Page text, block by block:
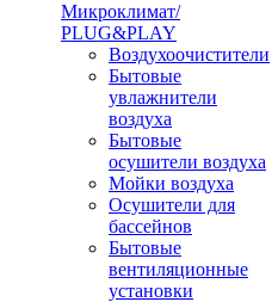
Микроклимат/
PLUG&PLAY
Воздухоочистители
Бытовые
увлажнители
воздуха
Бытовые
осушители воздуха
Мойки воздуха
Осушители для
бассейнов
Бытовые
вентиляционные
установки